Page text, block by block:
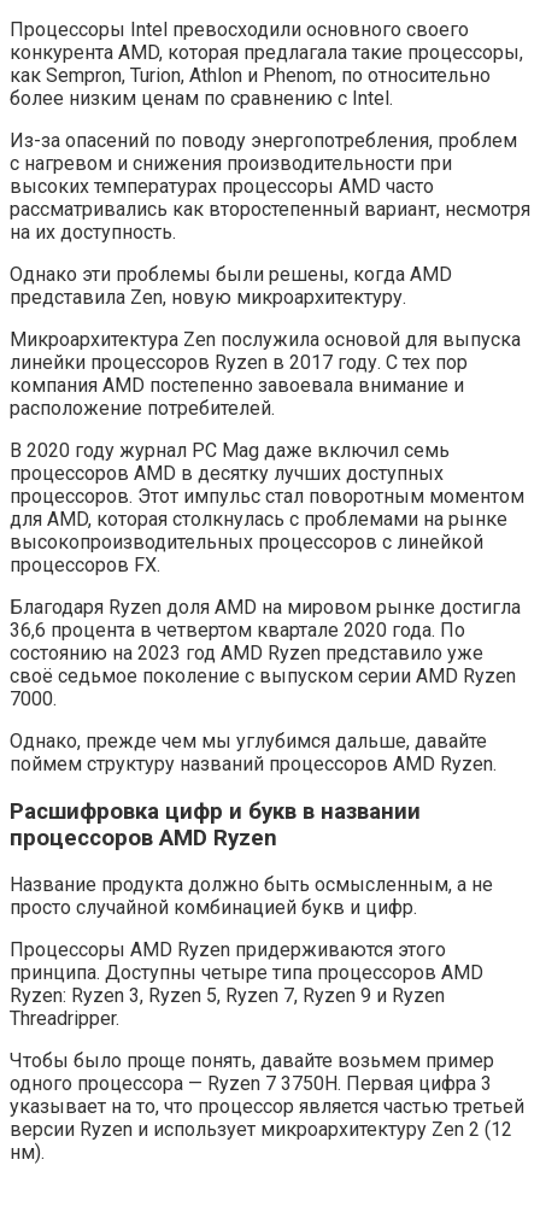
Процессоры Intel превосходили основного своего
конкурента AMD, которая предлагала такие процессоры,
как Sempron, Turion, Athlon и Phenom, по относительно
более низким ценам по сравнению с Intel.
Из-за опасений по поводу энергопотребления, проблем
с нагревом и снижения производительности при
высоких температурах процессоры AMD часто
рассматривались как второстепенный вариант, несмотря
на их доступность.
Однако эти проблемы были решены, когда AMD
представила Zen, новую микроархитектуру.
Микроархитектура Zen послужила основой для выпуска
линейки процессоров Ryzen в 2017 году. С тех пор
компания AMD постепенно завоевала внимание и
расположение потребителей.
В 2020 году журнал PC Mag даже включил семь
процессоров AMD в десятку лучших доступных
процессоров. Этот импульс стал поворотным моментом
для AMD, которая столкнулась с проблемами на рынке
высокопроизводительных процессоров с линейкой
процессоров FX.
Благодаря Ryzen доля AMD на мировом рынке достигла
36,6 процента в четвертом квартале 2020 года. По
состоянию на 2023 год AMD Ryzen представило уже
своё седьмое поколение с выпуском серии AMD Ryzen
7000.
Однако, прежде чем мы углубимся дальше, давайте
поймем структуру названий процессоров AMD Ryzen.
Расшифровка цифр и букв в названии
процессоров AMD Ryzen
Название продукта должно быть осмысленным, а не
просто случайной комбинацией букв и цифр.
Процессоры AMD Ryzen придерживаются этого
принципа. Доступны четыре типа процессоров AMD
Ryzen: Ryzen 3, Ryzen 5, Ryzen 7, Ryzen 9 и Ryzen
Threadripper.
Чтобы было проще понять, давайте возьмем пример
одного процессора — Ryzen 7 3750H. Первая цифра 3
указывает на то, что процессор является частью третьей
версии Ryzen и использует микроархитектуру Zen 2 (12
нм).